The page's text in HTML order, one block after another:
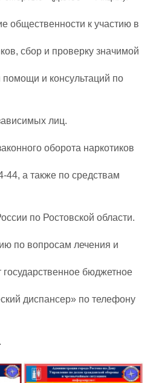
предметно-пространственная
здоровья, безопасности,
среда
Участие в конкурсах
Школа маленьких
общественности к участию в
сбор и проверку значимой
и консультаций по
лиц.
оборота наркотиков
а также по средствам
по Ростовской области.
по вопросам лечения и
бюджетное
диспансер» по телефону